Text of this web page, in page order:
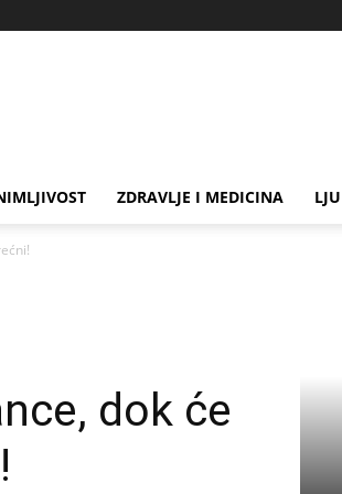
ZDRAVLJE I MEDICINA
dok će